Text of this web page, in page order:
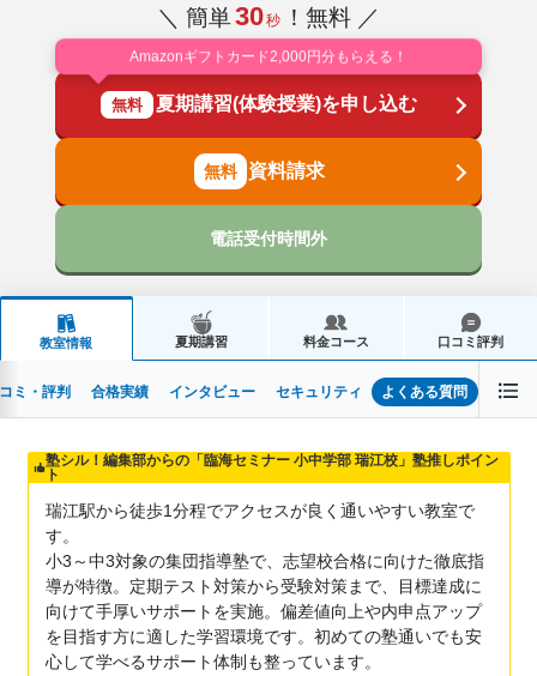
＼ 簡単30秒 ！無料 ／
Amazonギフトカード2,000円分もらえる！
無料 夏期講習(体験授業)を申し込む
資料請求
電話受付時間外
教室情報 夏期講習 料金コース 口コミ評判
ミ・評判 合格実績 インタビュー セキュリティ よくある質問
塾シル！編集部からの「臨海セミナー 小中学部 瑞江校」塾推しポイン
ト
瑞江駅から徒歩1分程でアクセスが良く通いやすい教室で
す。
小3～中3対象の集団指導塾で、志望校合格に向けた徹底指
導が特徴。定期テスト対策から受験対策まで、目標達成に
向けて手厚いサポートを実施。偏差値向上や内申点アップ
を目指す方に適した学習環境です。初めての塾通いでも安
心して学べるサポート体制も整っています。